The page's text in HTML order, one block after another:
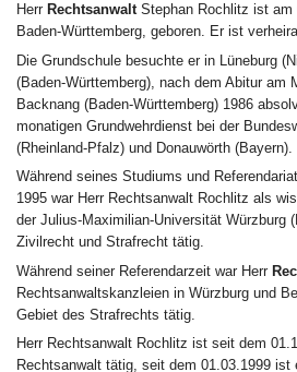
Herr RechtsanwaltStephan Rochlitz ist am
Baden-Württemberg, geboren. Er ist
Die Grundschule besuchte er in Lüneburg
(Baden-Württemberg), nach dem Abitur am
Backnang (Baden-Württemberg) 1986
monatigen Grundwehrdienst bei der
(Rheinland-Pfalz) und Donauwörth (Bayern).
Während seines Studiums und
1995 war Herr Rechtsanwalt Rochlitz als
der Julius-Maximilian-Universität Würzburg
Zivilrecht und Strafrecht tätig.
Während seiner Referendarzeit war Herr
Rechtsanwaltskanzleien in Würzburg und
Gebiet des Strafrechts tätig.
Herr Rechtsanwalt Rochlitz ist seit dem
Rechtsanwalt tätig, seit dem 01.03.1999 ist